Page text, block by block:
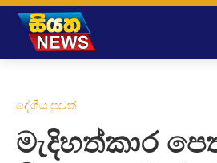
දේශීය පුවත්
මැදිහත්කාර